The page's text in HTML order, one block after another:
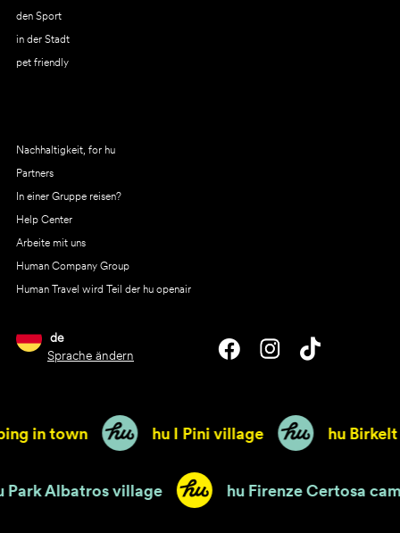
den Sport
in der Stadt
pet friendly
de
Sprache ändern
Nachhaltigkeit, for hu
Partners
In einer Gruppe reisen?
Help Center
Arbeite mit uns
Human Company Group
Human Travel wird Teil der hu openair
in town hu I Pini village hu Birkelt
hu Park Albatros village hu Firenze